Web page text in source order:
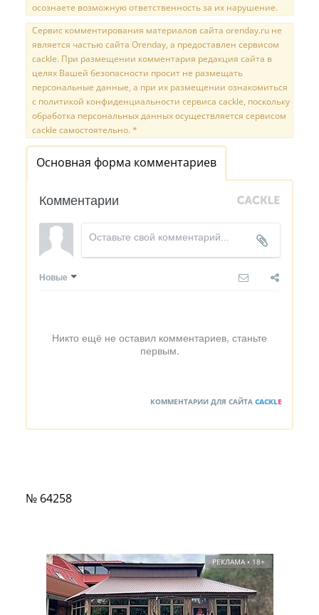
осознаете возможную ответственность за их нарушение.
Сервис комментирования материалов сайта orenday.ru не
является частью сайта Orenday, а предоставлен сервисом
cackle. При размещении комментария редакция сайта в
целях Вашей безопасности просит не размещать
персональные данные, а при их размещении ознакомиться
с политикой конфиденциальности сервиса cackle, поскольку
обработка персональных данных осуществляется сервисом
cackle самостоятельно. *
Основная форма комментариев
Комментарии
Новые
Никто ещё не оставил комментариев, станьте
первым.
КОММЕНТАРИИ ДЛЯ САЙТА CACKLE
№ 64258
РЕКЛАМА • 18+